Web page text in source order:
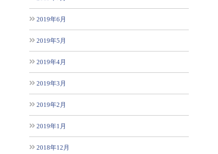
2019年6月
2019年5月
2019年4月
2019年3月
2019年2月
2019年1月
2018年12月